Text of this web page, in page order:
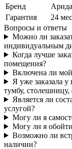
Бренд
Арида
Гарантия
24
Вопросы и ответы
Можно ли
индивидуальным
Когда лучше
помещения?
Включена ли
Я уже заказала
тумбу, столешницу,
Является ли
услугой?
Могу ли я
Могу ли я
Возможно ли
наличии?